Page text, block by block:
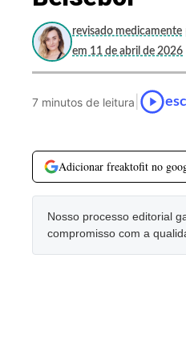
revisado medicamente
em 11 de abril de 2026
7 minutos de leitura
Adicionar freaktofit no
Nosso processo editorial
compromisso com a